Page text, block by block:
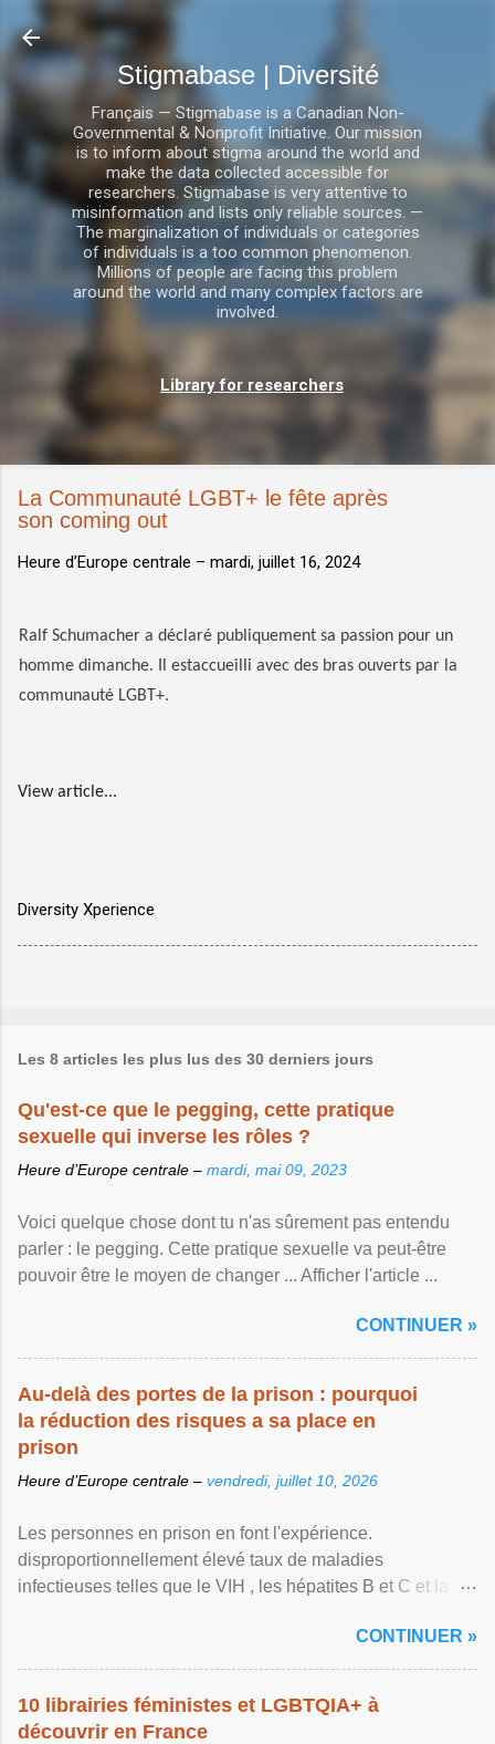
Stigmabase | Diversité
Français — Stigmabase is a Canadian Non-
Governmental & Nonprofit Initiative. Our mission
is to inform about stigma around the world and
make the data collected accessible for
researchers. Stigmabase is very attentive to
misinformation and lists only reliable sources. —
The marginalization of individuals or categories
of individuals is a too common phenomenon.
Millions of people are facing this problem
around the world and many complex factors are
involved.
Library for researchers
La Communauté LGBT+ le fête après
son coming out
Heure d’Europe centrale – mardi, juillet 16, 2024
Ralf Schumacher a déclaré publiquement sa passion pour un
homme dimanche. Il estaccueilli avec des bras ouverts par la
communauté LGBT+.
View article...
Diversity Xperience
Les 8 articles les plus lus des 30 derniers jours
Qu'est-ce que le pegging, cette pratique
sexuelle qui inverse les rôles ?
Heure d’Europe centrale – mardi, mai 09, 2023
Voici quelque chose dont tu n'as sûrement pas entendu
parler : le pegging. Cette pratique sexuelle va peut-être
pouvoir être le moyen de changer ... Afficher l'article ...
CONTINUER »
Au-delà des portes de la prison : pourquoi
la réduction des risques a sa place en
prison
Heure d’Europe centrale – vendredi, juillet 10, 2026
Les personnes en prison en font l'expérience.
disproportionnellement élevé taux de maladies
infectieuses telles que le VIH , les hépatites B et C et la ...
CONTINUER »
10 librairies féministes et LGBTQIA+ à
découvrir en France